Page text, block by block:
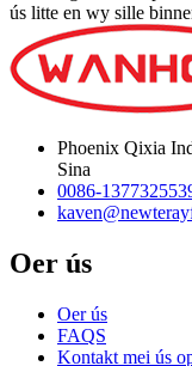
ús litte en wy sille
Phoenix Qixia
Sina
0086-
Oer ús
Oer ús
FAQS
Kontakt mei ús